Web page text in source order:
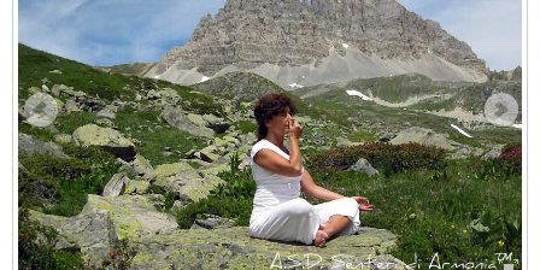
Previous Next